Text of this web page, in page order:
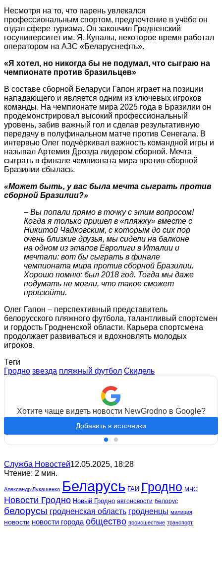
Несмотря на то, что парень увлекался
профессиональным спортом, предпочтение в учёбе он
отдал сфере туризма. Он закончил Гродненский
госуниверситет им. Я. Купалы, некоторое время работал
оператором на АЗС «Беларуснефть».
«Я хотел, но никогда бы не подумал, что сыграю на
чемпионате против бразильцев»
В составе сборной Беларуси Гапон играет на позиции
нападающего и является одним из ключевых игроков
команды. На чемпионате мира 2025 года в Бразилии он
продемонстрировал высокий профессиональный
уровень, забив важный гол и сделав результативную
передачу в полуфинальном матче против Сенегала. В
интервью Олег подчёркивал важность командной игры и
называл Артемия Дрозда лидером сборной. Мечта
сыграть в финале чемпионата мира против сборной
Бразилии сбылась.
«Может быть, у вас была мечта сыграть против
сборной Бразилии?»
– Вы попали прямо в точку с этим вопросом!
Когда я только пришел в «пляжку» вместе с
Никитой Чайковским, с которым до сих пор
очень близкие друзья, мы сидели на балконе
на одном из этапов Евролиги в Италии и
мечтали: вот бы сыграть в финале
чемпионата мира против сборной Бразилии.
Хорошо помню: был 2018 год. Тогда мы даже
подумать не могли, что такое сможет
произойти.
Олег Гапон – перспективный представитель
белорусского пляжного футбола, талантливый спортсмен
и гордость Гродненской области. Карьера спортсмена
продолжает развиваться и вдохновлять молодых
игроков.
Теги
Гродно звезда пляжный футбол Скидель
Хотите чаще видеть новости NewGrodno в Google?
Добавить в источники
Служба Новостей12.05.2025, 18:28
Чтение: 2 мин.
Александр Лукашенко Беларусь ГАИ Гродно МЧС
Новости Гродно Новый Гродно автоновости белорус
белорусы гродненская область гродненцы милиция
новости новости города общество происшествие транспорт